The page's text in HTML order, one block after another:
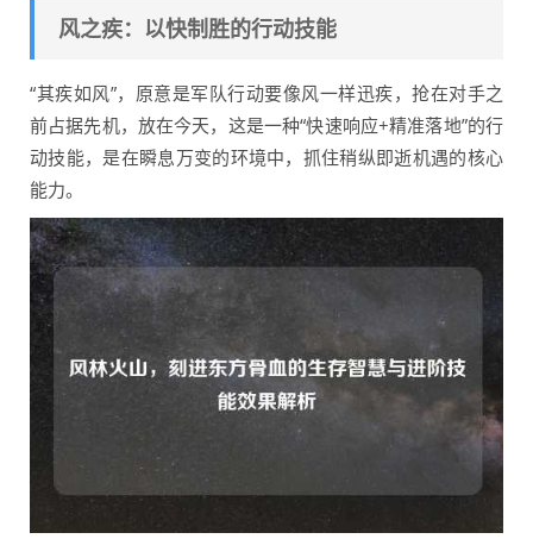
风之疾：以快制胜的行动技能
“其疾如风”，原意是军队行动要像风一样迅疾，抢在对手之
前占据先机，放在今天，这是一种“快速响应+精准落地”的行
动技能，是在瞬息万变的环境中，抓住稍纵即逝机遇的核心
能力。